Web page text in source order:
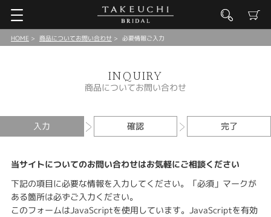
HOME 商品についてお問い合わせ 必要情報ご入力
INQUIRY
商品についてお問い合わせ
入力 確認 完了
当サイトについてのお問い合わせはお気軽にご相談ください
下記の項目に必要な情報を入力してください。「必須」マークが
ある箇所は必ずご入力ください。
このフォームはJavaScriptを使用しています。JavaScriptを有効